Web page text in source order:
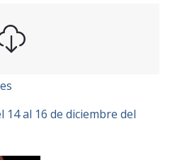
al 16 de diciembre del